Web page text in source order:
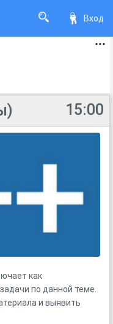
Вход
15:00
как
по данной теме.
и выявить